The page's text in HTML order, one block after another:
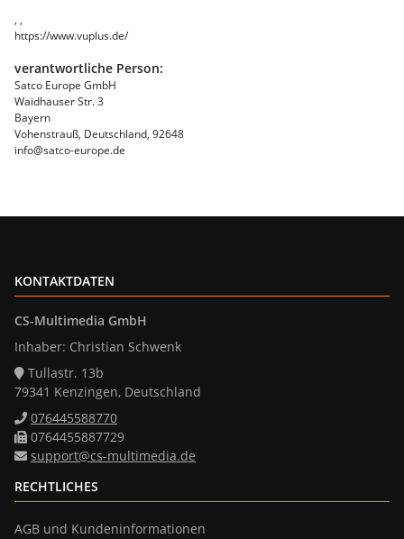
, ,
https://www.vuplus.de/
verantwortliche Person:
Satco Europe GmbH
Waidhauser Str. 3
Bayern
Vohenstrauß, Deutschland, 92648
info@satco-europe.de
KONTAKTDATEN
CS-Multimedia GmbH
Inhaber: Christian Schwenk
Tullastr. 13b
79341 Kenzingen, Deutschland
076445588770
0764455887729
support@cs-multimedia.de
RECHTLICHES
AGB und Kundeninformationen